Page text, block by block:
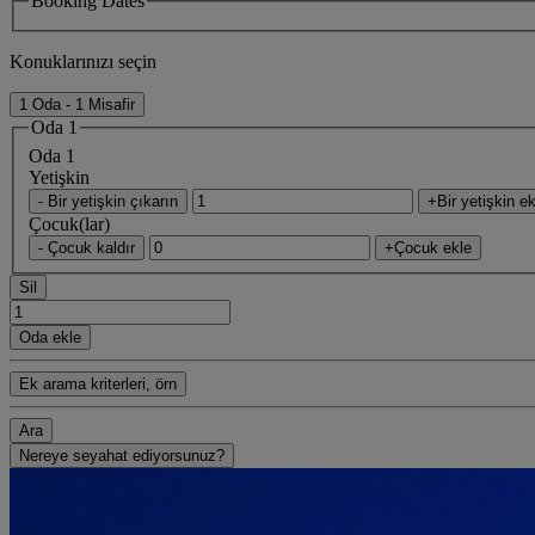
Konuklarınızı seçin
1 Oda - 1 Misafir
Oda 1
Oda 1
Yetişkin
- Bir yetişkin çıkarın +Bir yetişkin
Çocuk(lar)
- Çocuk kaldır +Çocuk ekle
Sil
Oda ekle
Ek arama kriterleri, örn
Ara
Nereye seyahat ediyorsunuz?